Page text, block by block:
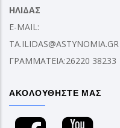
ΗΛΙΔΑΣ
E-MAIL:
TA.ILIDAS@ASTYNOMIA.GR
ΓΡΑΜΜΑΤΕΙΑ:26220 38233
ΑΚΟΛΟΥΘΗΣΤΕ ΜΑΣ